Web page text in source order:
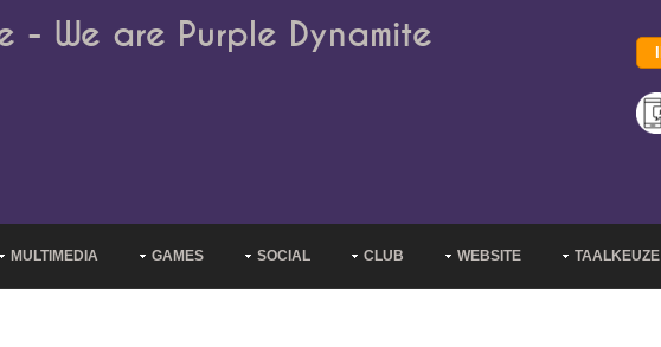
- We are Purple Dynamite
MULTIMEDIA GAMES SOCIAL CLUB WEBSITE TAALKEUZE